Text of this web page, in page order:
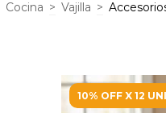
Cocina > Vajilla >
10% OFF X 12